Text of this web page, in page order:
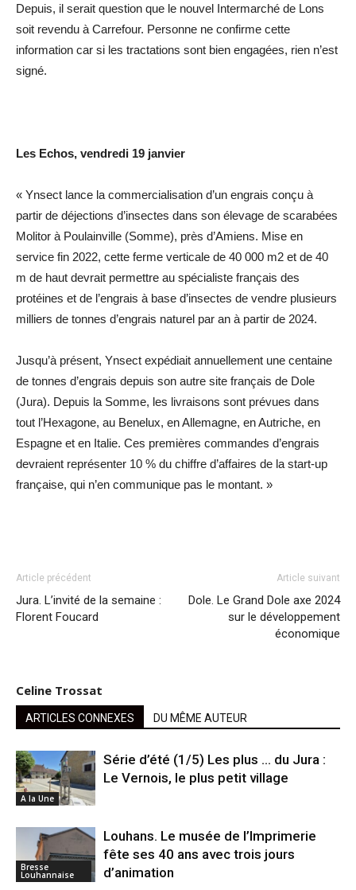
Depuis, il serait question que le nouvel Intermarché de Lons
soit revendu à Carrefour. Personne ne confirme cette
information car si les tractations sont bien engagées, rien n’est
signé.
Les Echos, vendredi 19 janvier
« Ynsect lance la commercialisation d’un engrais conçu à
partir de déjections d’insectes dans son élevage de scarabées
Molitor à Poulainville (Somme), près d’Amiens. Mise en
service fin 2022, cette ferme verticale de 40 000 m2 et de 40
m de haut devrait permettre au spécialiste français des
protéines et de l’engrais à base d’insectes de vendre plusieurs
milliers de tonnes d’engrais naturel par an à partir de 2024.
Jusqu’à présent, Ynsect expédiait annuellement une centaine
de tonnes d’engrais depuis son autre site français de Dole
(Jura). Depuis la Somme, les livraisons sont prévues dans
tout l’Hexagone, au Benelux, en Allemagne, en Autriche, en
Espagne et en Italie. Ces premières commandes d’engrais
devraient représenter 10 % du chiffre d’affaires de la start-up
française, qui n’en communique pas le montant. »
Article précédent
Jura. L’invité de la semaine :
Florent Foucard
Article suivant
Dole. Le Grand Dole axe 2024
sur le développement
économique
Celine Trossat
ARTICLES CONNEXES DU MÊME AUTEUR
A la Une
Série d’été (1/5) Les plus … du Jura :
Le Vernois, le plus petit village
Bresse
Louhannaise
Louhans. Le musée de l’Imprimerie
fête ses 40 ans avec trois jours
d’animation